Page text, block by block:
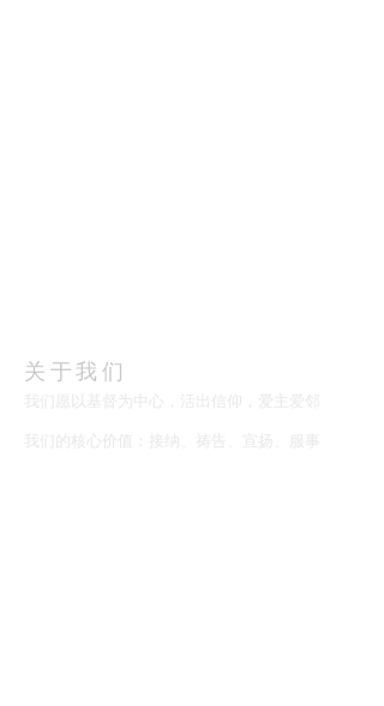
​关于我们
​我们愿以基督为中心，活出信仰，爱主爱邻
我们的核心价值：接纳、祷告、宣扬、服事